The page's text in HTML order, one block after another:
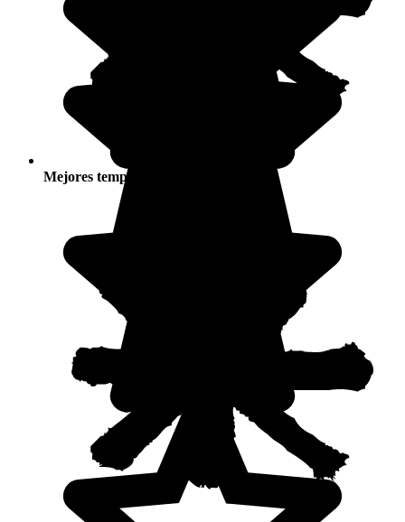
Mejores temporadas